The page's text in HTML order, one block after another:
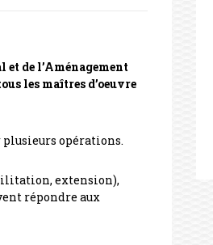
de l’Aménagement
les maîtres d’oeuvre
plusieurs opérations.
extension),
répondre aux